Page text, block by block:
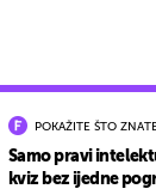
POKAŽITE ŠTO
Samo pravi
kviz bez ijedne